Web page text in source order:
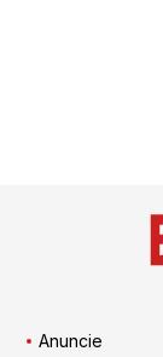
Anuncie